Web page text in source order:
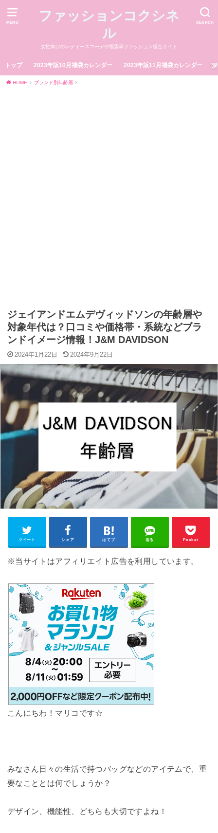
MENU SEARCH
ファッションコクシネ
ル
女性向けのレディースコーデや福袋等ファッション総合サイト
トップ 2023年版10月福袋カレンダー 2023年版11月福袋カレンダー
HOME ブランド別年齢層
ジェイアンドエムデヴィッドソンの年齢層や
対象年代は？口コミや価格帯・系統などブラ
ンドイメージ情報！J&M DAVIDSON
2024年1月22日 2024年9月22日
ツイート シェア はてブ 送る Pocket
※当サイトはアフィリエイト広告を利用しています。
こんにちわ！マリコです☆
みなさん日々の生活で持つバッグなどのアイテムで、重
要なこととは何でしょうか？
デザイン、機能性、どちらも大切ですよね！